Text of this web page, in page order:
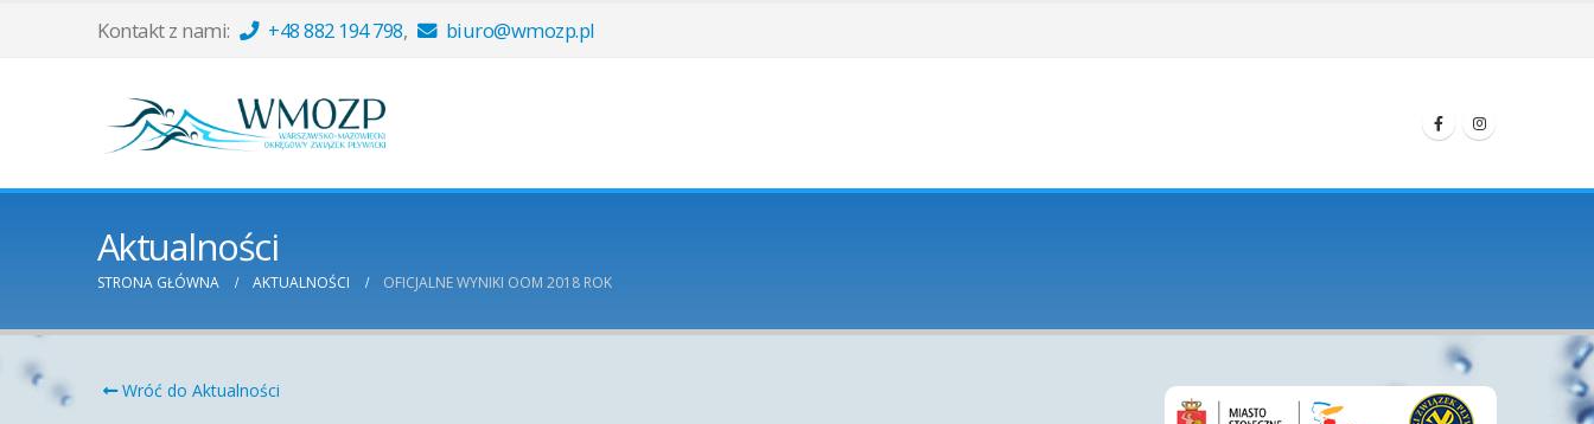
Kontakt z nami: +48 882 194 798, biuro@wmozp.pl
Aktualności
STRONA GŁÓWNA AKTUALNOŚCI OFICJALNE WYNIKI OOM 2018 ROK
Wróć do Aktualności